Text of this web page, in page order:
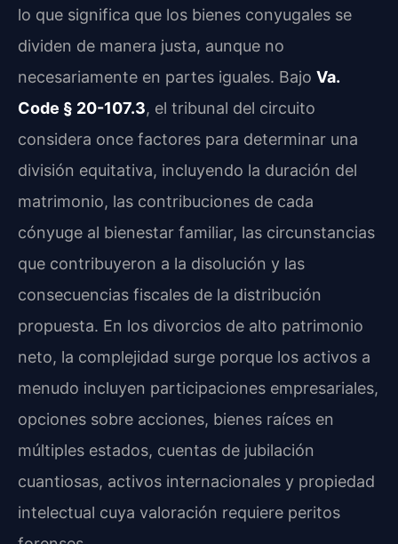
lo que significa que los bienes conyugales se
dividen de manera justa, aunque no
necesariamente en partes iguales. Bajo Va.
Code § 20-107.3, el tribunal del circuito
considera once factores para determinar una
división equitativa, incluyendo la duración del
matrimonio, las contribuciones de cada
cónyuge al bienestar familiar, las circunstancias
que contribuyeron a la disolución y las
consecuencias fiscales de la distribución
propuesta. En los divorcios de alto patrimonio
neto, la complejidad surge porque los activos a
menudo incluyen participaciones empresariales,
opciones sobre acciones, bienes raíces en
múltiples estados, cuentas de jubilación
cuantiosas, activos internacionales y propiedad
intelectual cuya valoración requiere peritos